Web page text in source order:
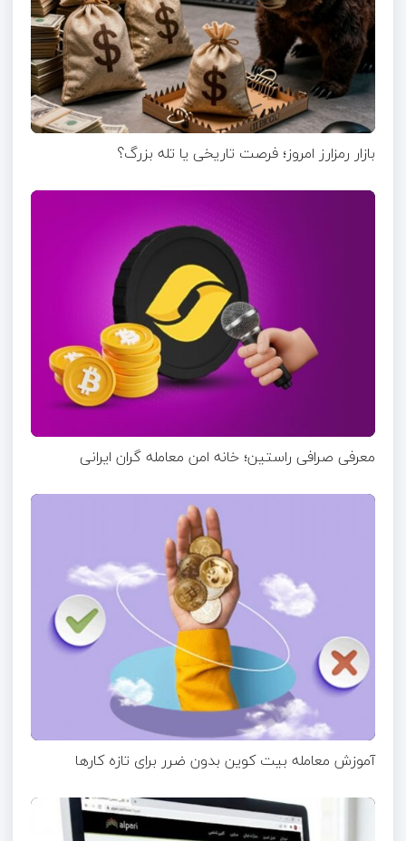
بازار رمزارز امروز؛ فرصت تاریخی یا تله بزرگ؟
معرفی صرافی راستین؛ خانه امن معامله گران ایرانی
آموزش معامله بیت کوین بدون ضرر برای تازه ‌کارها